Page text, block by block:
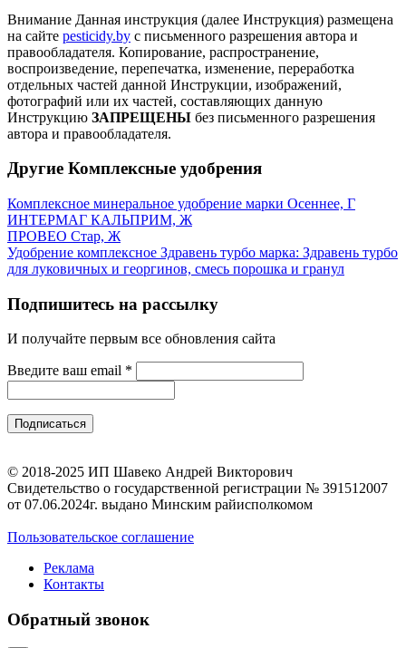
Внимание Данная инструкция (далее Инструкция) размещена
на сайте pesticidy.by с письменного разрешения автора и
правообладателя. Копирование, распространение,
воспроизведение, перепечатка, изменение, переработка
отдельных частей данной Инструкции, изображений,
фотографий или их частей, составляющих данную
Инструкцию ЗАПРЕЩЕНЫ без письменного разрешения
автора и правообладателя.
Другие Комплексные удобрения
Комплексное минеральное удобрение марки Осеннее, Г
ИНТЕРМАГ КАЛЬПРИМ, Ж
ПРОВЕО Стар, Ж
Удобрение комплексное Здравень турбо марка: Здравень турбо
для луковичных и георгинов, смесь порошка и гранул
Подпишитесь на рассылку
И получайте первым все обновления сайта
Введите ваш email *
© 2018-2025 ИП Шавеко Андрей Викторович
Свидетельство о государственной регистрации № 391512007
от 07.06.2024г. выдано Минским райисполкомом
Пользовательское соглашение
Реклама
Контакты
Обратный звонок